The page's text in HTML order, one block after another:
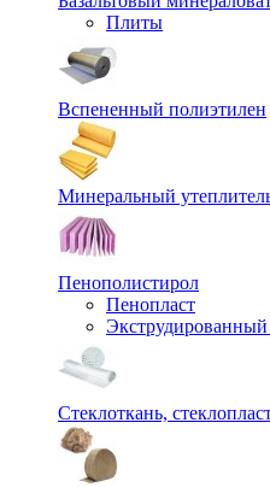
Плиты
Вспененный полиэтилен
Минеральный
Пенополистирол
Пенопласт
Стеклоткань,